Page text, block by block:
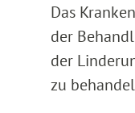
Das
der
der
zu